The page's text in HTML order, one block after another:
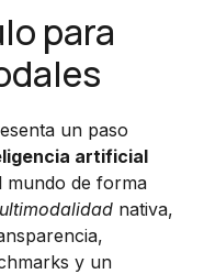
para
un paso
artificial
mundo de forma
nativa,
y un